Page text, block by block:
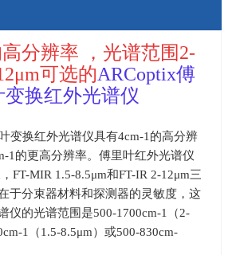
分辨率 ，光谱范围2-
可选的ARCoptix傅
变换红外光谱仪
变换红外光谱仪具有4cm-1的高分辨
1的更高分辨率。傅里叶红外光谱仪
FT-MIR 1.5-8.5μm和FT-IR 2-12μm三
于分束器材料和探测器的灵敏度，这
仪的光谱范围是500-1700cm-1（2-
1（1.5-8.5μm）或500-830cm-